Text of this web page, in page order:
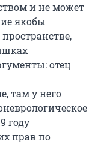
и не может
якобы
отец
там у него
году
прав по